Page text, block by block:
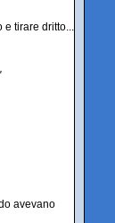
tirare dritto...
avevano